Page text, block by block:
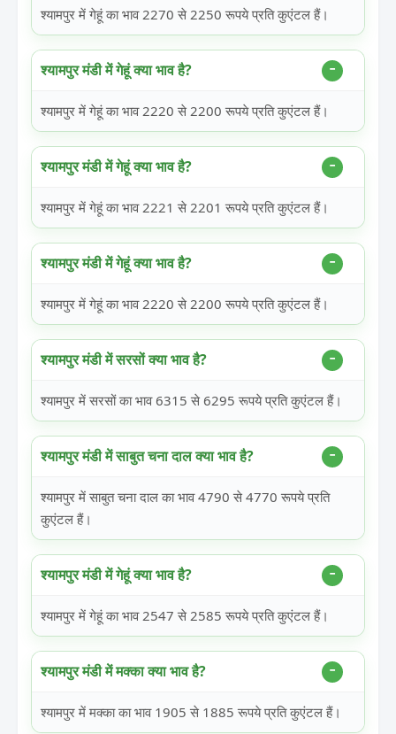
श्यामपुर में गेहूं का भाव 2270 से 2250 रूपये प्रति कुएंटल हैं।
श्यामपुर मंडी में गेहूं क्या भाव है?
श्यामपुर में गेहूं का भाव 2220 से 2200 रूपये प्रति कुएंटल हैं।
श्यामपुर मंडी में गेहूं क्या भाव है?
श्यामपुर में गेहूं का भाव 2221 से 2201 रूपये प्रति कुएंटल हैं।
श्यामपुर मंडी में गेहूं क्या भाव है?
श्यामपुर में गेहूं का भाव 2220 से 2200 रूपये प्रति कुएंटल हैं।
श्यामपुर मंडी में सरसों क्या भाव है?
श्यामपुर में सरसों का भाव 6315 से 6295 रूपये प्रति कुएंटल हैं।
श्यामपुर मंडी में साबुत चना दाल क्या भाव है?
श्यामपुर में साबुत चना दाल का भाव 4790 से 4770 रूपये प्रति
कुएंटल हैं।
श्यामपुर मंडी में गेहूं क्या भाव है?
श्यामपुर में गेहूं का भाव 2547 से 2585 रूपये प्रति कुएंटल हैं।
श्यामपुर मंडी में मक्का क्या भाव है?
श्यामपुर में मक्का का भाव 1905 से 1885 रूपये प्रति कुएंटल हैं।